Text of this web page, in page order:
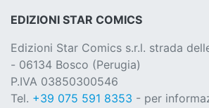
EDIZIONI STAR COMICS
Edizioni Star Comics s.r.l. strada
- 06134 Bosco (Perugia)
P.IVA 03850300546
Tel. +39 075 591 8353 - per